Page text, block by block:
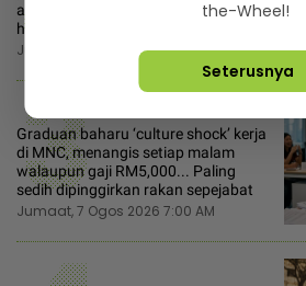
ayah jadi cikgu sekolah - “Usaha saya
hanya sia-sia”
Jumaat, 7 Ogos 2026 12:00 PM
3
Graduan baharu ‘culture shock’ kerja
di MNC, menangis setiap malam
walaupun gaji RM5,000... Paling
sedih dipinggirkan rakan sepejabat
Jumaat, 7 Ogos 2026 7:00 AM
the-Wheel!
Seterusnya